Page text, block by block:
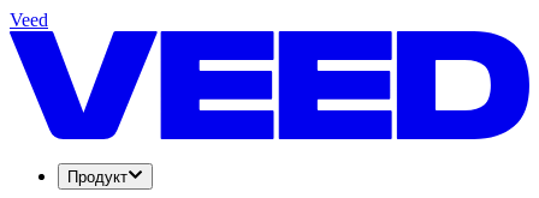
Veed
Продукт